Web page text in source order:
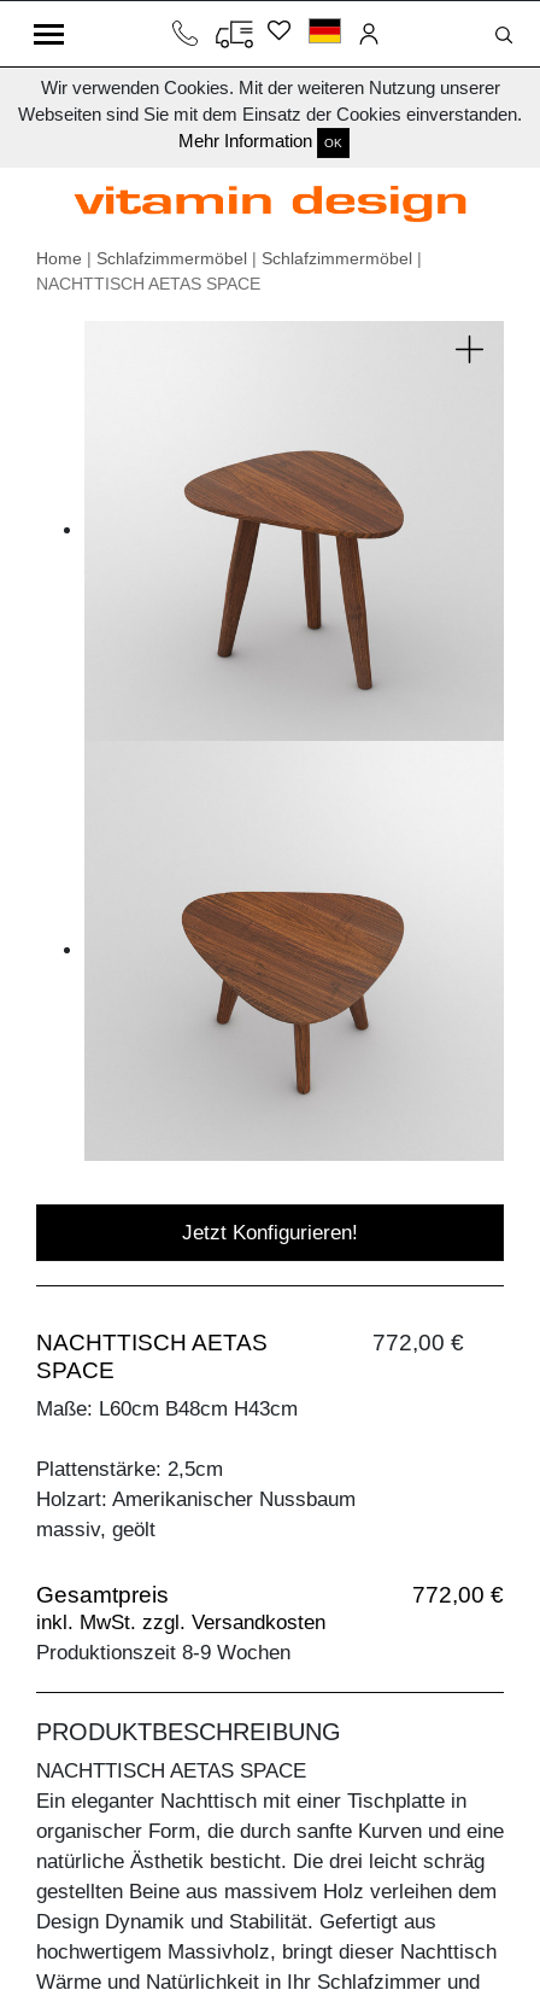
Wir verwenden Cookies. Mit der weiteren Nutzung unserer
Webseiten sind Sie mit dem Einsatz der Cookies einverstanden.
Mehr Information
OK
Home | Schlafzimmermöbel | Schlafzimmermöbel |
NACHTTISCH AETAS SPACE
Jetzt Konfigurieren!
NACHTTISCH AETAS
SPACE
772,00 €
Maße: L60cm B48cm H43cm
Plattenstärke: 2,5cm
Holzart: Amerikanischer Nussbaum
massiv, geölt
Gesamtpreis 772,00 €
inkl. MwSt. zzgl. Versandkosten
Produktionszeit 8-9 Wochen
PRODUKTBESCHREIBUNG
NACHTTISCH AETAS SPACE
Ein eleganter Nachttisch mit einer Tischplatte in
organischer Form, die durch sanfte Kurven und eine
natürliche Ästhetik besticht. Die drei leicht schräg
gestellten Beine aus massivem Holz verleihen dem
Design Dynamik und Stabilität. Gefertigt aus
hochwertigem Massivholz, bringt dieser Nachttisch
Wärme und Natürlichkeit in Ihr Schlafzimmer und